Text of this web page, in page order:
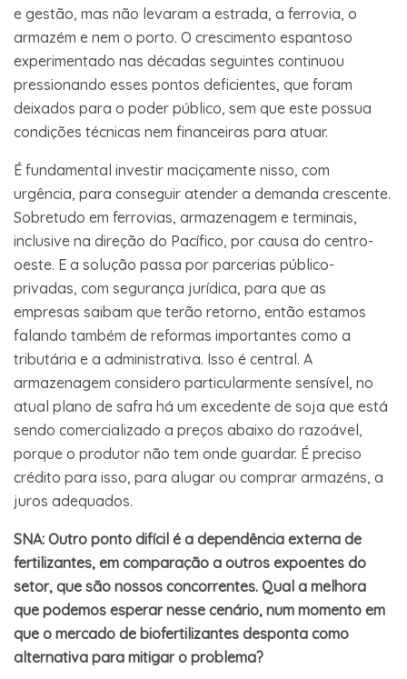
e gestão, mas não levaram a estrada, a ferrovia, o
armazém e nem o porto. O crescimento espantoso
experimentado nas décadas seguintes continuou
pressionando esses pontos deficientes, que foram
deixados para o poder público, sem que este possua
condições técnicas nem financeiras para atuar.
É fundamental investir maciçamente nisso, com
urgência, para conseguir atender a demanda crescente.
Sobretudo em ferrovias, armazenagem e terminais,
inclusive na direção do Pacífico, por causa do centro-
oeste. E a solução passa por parcerias público-
privadas, com segurança jurídica, para que as
empresas saibam que terão retorno, então estamos
falando também de reformas importantes como a
tributária e a administrativa. Isso é central. A
armazenagem considero particularmente sensível, no
atual plano de safra há um excedente de soja que está
sendo comercializado a preços abaixo do razoável,
porque o produtor não tem onde guardar. É preciso
crédito para isso, para alugar ou comprar armazéns, a
juros adequados.
SNA: Outro ponto difícil é a dependência externa de
fertilizantes, em comparação a outros expoentes do
setor, que são nossos concorrentes. Qual a melhora
que podemos esperar nesse cenário, num momento em
que o mercado de biofertilizantes desponta como
alternativa para mitigar o problema?